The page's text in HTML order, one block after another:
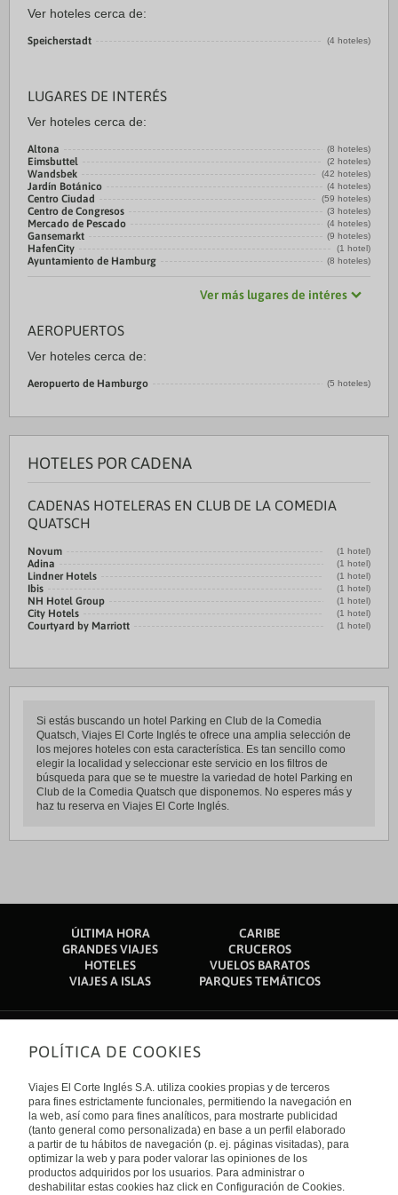
Ver hoteles cerca de:
Speicherstadt (4 hoteles)
LUGARES DE INTERÉS
Ver hoteles cerca de:
Altona (8 hoteles)
Eimsbuttel (2 hoteles)
Wandsbek (42 hoteles)
Jardín Botánico (4 hoteles)
Centro Ciudad (59 hoteles)
Centro de Congresos (3 hoteles)
Mercado de Pescado (4 hoteles)
Gansemarkt (9 hoteles)
HafenCity (1 hotel)
Ayuntamiento de Hamburg (8 hoteles)
Ver más lugares de intéres
AEROPUERTOS
Ver hoteles cerca de:
Aeropuerto de Hamburgo (5 hoteles)
HOTELES POR CADENA
CADENAS HOTELERAS EN CLUB DE LA COMEDIA
QUATSCH
Novum (1 hotel)
Adina (1 hotel)
Lindner Hotels (1 hotel)
Ibis (1 hotel)
NH Hotel Group (1 hotel)
City Hotels (1 hotel)
Courtyard by Marriott (1 hotel)
Si estás buscando un hotel Parking en Club de la Comedia
Quatsch, Viajes El Corte Inglés te ofrece una amplia selección de
los mejores hoteles con esta característica. Es tan sencillo como
elegir la localidad y seleccionar este servicio en los filtros de
búsqueda para que se te muestre la variedad de hotel Parking en
Club de la Comedia Quatsch que disponemos. No esperes más y
haz tu reserva en Viajes El Corte Inglés.
ÚLTIMA HORA
CARIBE
GRANDES VIAJES
CRUCEROS
HOTELES
VUELOS BARATOS
VIAJES A ISLAS
PARQUES TEMÁTICOS
Sobre nosotros
Quiénes somos
Financiación
Sostenibilidad
Turismo accesible
Tarjeta El Corte Inglés
Trabaja con nosotros
El Corte Inglés
Canal Ético
Enlaces de interés
Guías de viaje
Catálogos
Auto check-in
Condiciones Generales
Política de privacidad
Internacional
España
POLÍTICA DE COOKIES
Viajes El Corte Inglés S.A. utiliza cookies propias y de terceros
para fines estrictamente funcionales, permitiendo la navegación en
la web, así como para fines analíticos, para mostrarte publicidad
(tanto general como personalizada) en base a un perfil elaborado
a partir de tu hábitos de navegación (p. ej. páginas visitadas), para
optimizar la web y para poder valorar las opiniones de los
productos adquiridos por los usuarios. Para administrar o
deshabilitar estas cookies haz click en Configuración de Cookies.